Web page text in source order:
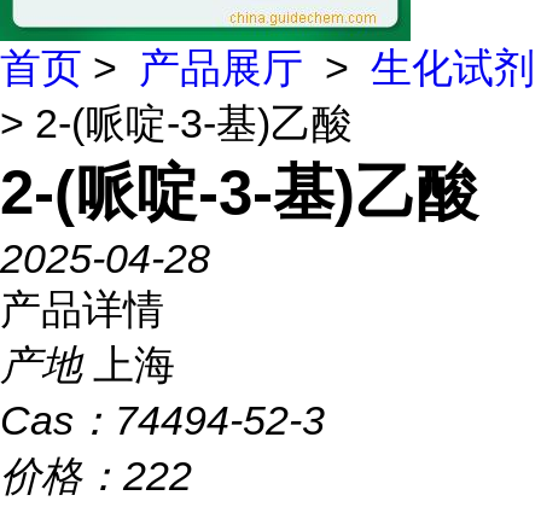
首页 > 产品展厅 > 生化试剂
> 2-(哌啶-3-基)乙酸
2-(哌啶-3-基)乙酸
2025-04-28
产品详情
产地
上海
Cas： 74494-52-3
价格： 222